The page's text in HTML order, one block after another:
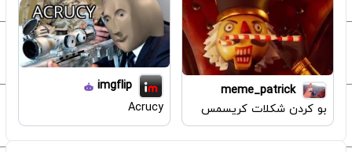
meme_patrick
بو کردن شکلات کریسمس
imgflip
Acrucy